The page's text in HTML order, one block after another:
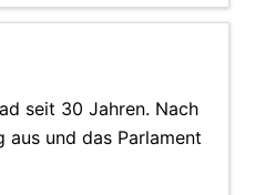
seit 30 Jahren. Nach
aus und das Parlament